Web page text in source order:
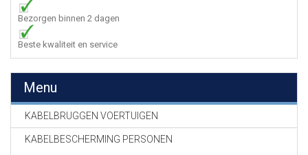
Bezorgen binnen 2 dagen
Beste kwaliteit en service
Menu
KABELBRUGGEN VOERTUIGEN
KABELBESCHERMING PERSONEN